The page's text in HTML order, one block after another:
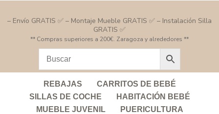
– Envío GRATIS ✅ – Montaje Mueble GRATIS ✅ – Instalación Silla
GRATIS ✅
** Compras superiores a 200€. Zaragoza y alrededores **
REBAJAS
CARRITOS DE BEBÉ
SILLAS DE COCHE
HABITACIÓN BEBÉ
MUEBLE JUVENIL
PUERICULTURA